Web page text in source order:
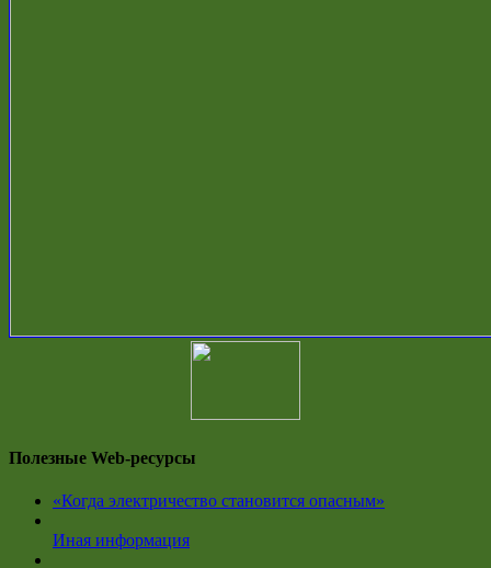
Полезные Web-ресурсы
«Когда электричество становится опасным»
Иная информация